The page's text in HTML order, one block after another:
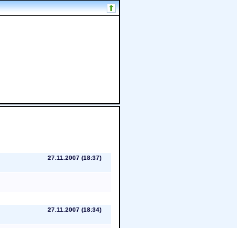
27.11.2007 (18:37)
27.11.2007 (18:34)